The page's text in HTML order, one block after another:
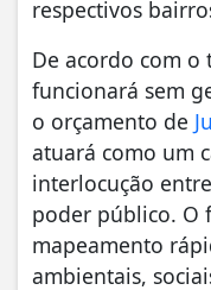
respectivos
De acordo com
funcionará sem
o orçamento de
atuará como um
interlocução
poder público. O
mapeamento
ambientais,